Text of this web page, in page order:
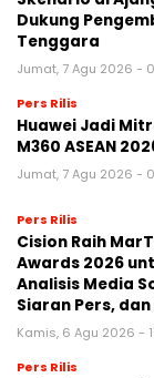
Dukung
Tenggara
Jumat, 7 Agu 2026 -
Pers Rilis
Huawei Jadi
M360 ASEAN
Jumat, 7 Agu 2026 -
Pers Rilis
Cision Raih
Awards 2026
Analisis Media
Siaran Pers, dan
Kamis, 6 Agu 2026 -
Pers Rilis